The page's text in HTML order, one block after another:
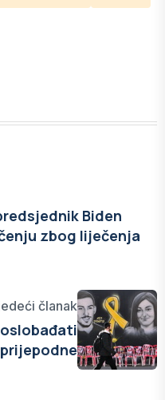
Biden
zbog liječenja
članak